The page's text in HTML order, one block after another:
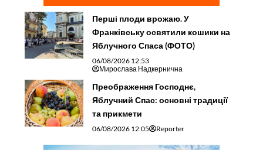
Перші плоди врожаю. У
Франківську освятили кошики на
Яблучного Спаса (ФОТО)
06/08/2026 12:53
Мирослава Надкернична
Преображення Господнє,
Яблучний Спас: основні традиції
та прикмети
06/08/2026 12:05 Reporter